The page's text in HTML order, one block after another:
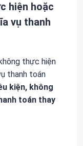
hiện hoặc
vụ thanh
thực hiện
thanh toán
kiện, không
toán thay